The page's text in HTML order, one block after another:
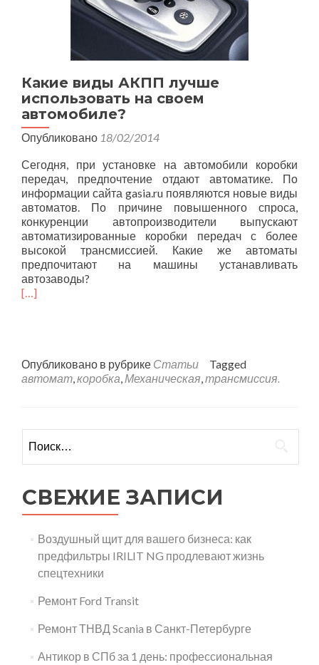
Какие виды АКПП лучше
использовать на своем
автомобиле?
Опубликовано 18/02/2014
Сегодня, при установке на автомобили коробки
передач, предпочтение отдают автоматике. По
информации сайта gasia.ru появляются новые виды
автоматов. По причине повышенного спроса,
конкуренции автопроизводители выпускают
автоматизированные коробки передач с более
высокой трансмиссией. Какие же автоматы
предпочитают на машины устанавливать
автозаводы?
[…]
Опубликовано в рубрике Статьи
Tagged
автомат,коробка,Механическая,трансмиссия.
СВЕЖИЕ ЗАПИСИ
Воздушный щит для вашего бизнеса: как
предфильтры IRILIT NG продлевают жизнь
спецтехники
Ремонт Ford Transit
Ремонт ТНВД Scania в Санкт-Петербурге
Антикор в СПб за 1 день: профессиональная